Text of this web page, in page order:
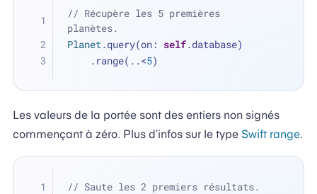
// Récupère les 5 premières
planètes.
Planet .query(on: self.database)
    .range(
..<5)
Les valeurs de la portée sont des entiers non signés
commençant à zéro. Plus d’infos sur le type Swift range.
// Saute les 2 premiers résultats.